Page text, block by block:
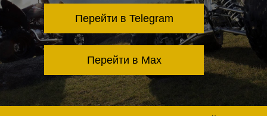
Перейти в Telegram
Перейти в Max